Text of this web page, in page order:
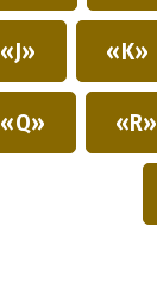
«J» «K»
«Q» «R»